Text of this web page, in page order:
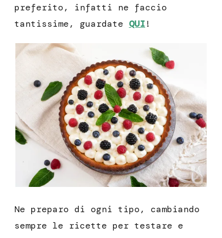
preferito, infatti ne faccio
tantissime, guardate QUI !
Ne preparo di ogni tipo, cambiando
sempre le ricette per testare e